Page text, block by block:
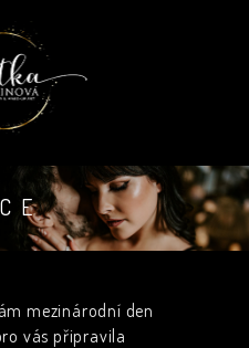
mezinárodní den
vás připravila